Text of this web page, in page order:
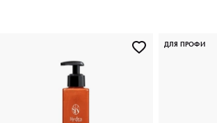
ДЛЯ ПРОФИ